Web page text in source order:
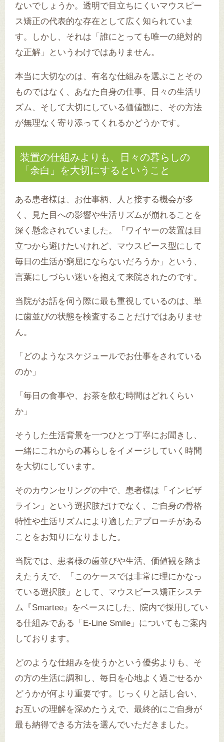
ないでしょうか。透明で目立ちにくいマウスピー
ス矯正の代表的な存在として広く知られていま
す。しかし、それは「誰にとっても唯一の絶対的
な正解」というわけではありません。
本当に大切なのは、有名な仕組みを選ぶことその
ものではなく、あなた自身の仕事、日々の生活リ
ズム、そして大切にしている価値観に、その方法
が無理なく寄り添ってくれるかどうかです。
装置の仕組みよりも、日々の暮らしの
「余白」を大切にするということ
ある患者様は、お仕事柄、人と接する機会が多
く、見た目への影響や生活リズムが崩れることを
深く懸念されていました。「ワイヤーの装置は目
立つから避けたいけれど、マウスピース型にして
毎日の生活が窮屈にならないだろうか」という、
言葉にしづらい迷いを抱えて来院されたのです。
当院がお話を伺う際に最も重視しているのは、単
に歯並びの状態を検査することだけではありませ
ん。
「どのようなスケジュールでお仕事をされている
のか」
「毎日の食事や、お茶を飲む時間はどれくらい
か」
そうした生活背景を一つひとつ丁寧にお聞きし、
一緒にこれからの暮らしをイメージしていく時間
を大切にしています。
そのカウンセリングの中で、患者様は「インビザ
ライン」という選択肢だけでなく、ご自身の骨格
特性や生活リズムにより適したアプローチがある
ことをお知りになりました。
当院では、患者様の歯並びや生活、価値観を踏ま
えたうえで、「このケースでは非常に理にかなっ
ている選択肢」として、マウスピース矯正システ
ム『Smartee』をベースにした、院内で採用してい
る仕組みである「E-Line Smile」についてもご案内
しております。
どのような仕組みを使うかという優劣よりも、そ
の方の生活に調和し、毎日を心地よく過ごせるか
どうかが何より重要です。じっくりと話し合い、
お互いの理解を深めたうえで、最終的にご自身が
最も納得できる方法を選んでいただきました。